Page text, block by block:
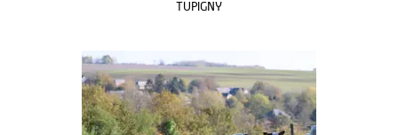
TUPIGNY